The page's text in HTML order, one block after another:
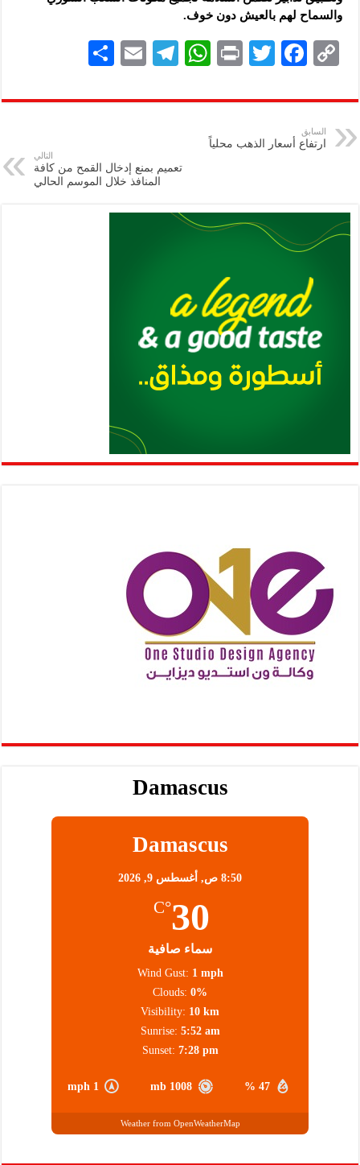
والسماح لهم بالعيش دون خوف.
C
p
y
Li
k
F
eb
k
T
tt
P
nt
W
at
p
p
Te
gr
m
E
ai
ar
السابق
ارتفاع أسعار الذهب محلياً
التالي
تعميم بمنع إدخال القمح من كافة
المنافذ خلال الموسم الحالي
Damascus
Damascus
8:50 ص, أغسطس 9, 2026
30
°C
سماء صافية
47 %
1008 mb
1 mph
Wind Gust: 1 mph
Clouds: 0%
Visibility: 10 km
Sunrise: 5:52 am
Sunset: 7:28 pm
Weather from OpenWeatherMap